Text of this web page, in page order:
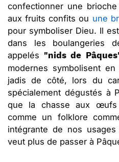
confectionner une
aux fruits confits ou une
pour symboliser Dieu. Il
dans les boulangeries
appelés "nids de
modernes symbolisent
jadis de côté, lors du
spécialement dégustés à
que la chasse aux œufs
comme un folklore
intégrante de nos
veut plus de passer à